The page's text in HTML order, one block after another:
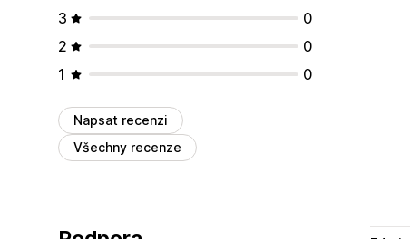
3
0
2
0
1
0
Napsat recenzi
Všechny recenze